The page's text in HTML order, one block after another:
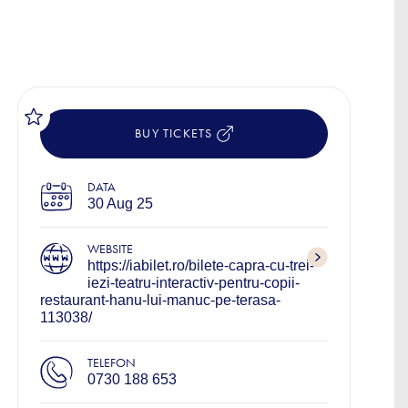
BUY TICKETS
DATA
30 Aug 25
WEBSITE
https://iabilet.ro/bilete-capra-cu-trei-
iezi-teatru-interactiv-pentru-copii-
restaurant-hanu-lui-manuc-pe-terasa-
113038/
TELEFON
0730 188 653